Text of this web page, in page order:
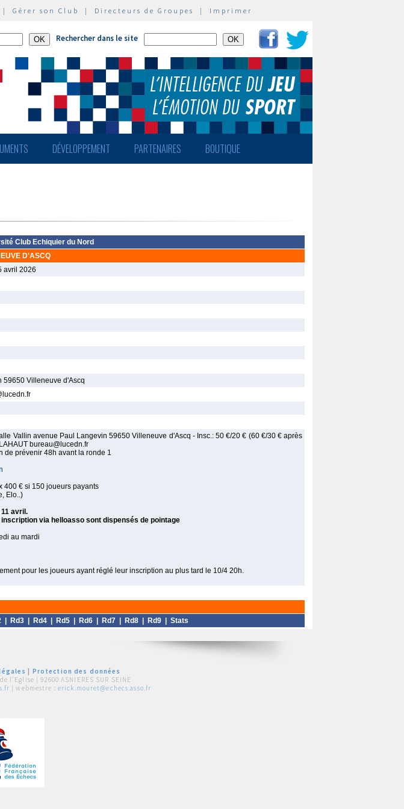
| Gérer son Club | Directeurs de Groupes | Imprimer
Rechercher dans le site
DÉVELOPPEMENT PARTENAIRES BOUTIQUE
Club Echiquier du Nord
D'ASCQ
avril 2026
59650 Villeneuve d'Ascq
Vallin avenue Paul Langevin 59650 Villeneuve d'Ascq - Insc.: 50 €/20 € (60 €/30 € après
bureau@lucedn.fr
de prévenir 48h avant la ronde 1
400 € si 150 joueurs payants
Elo..)
avril.
via helloasso sont dispensés de pointage
au mardi
pour les joueurs ayant réglé leur inscription au plus tard le 10/4 20h.
Rd3 Rd4 Rd5 Rd6 Rd7 Rd8 Rd9 Stats
Protection des données
l'Eglise | 92600 ASNIERES SUR SEINE
| webmestre : erick.mouret@echecs.asso.fr